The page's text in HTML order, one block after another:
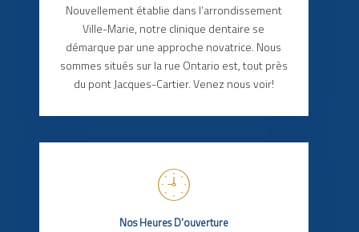
Nouvellement établie dans l’arrondissement
Ville-Marie, notre clinique dentaire se
démarque par une approche novatrice. Nous
sommes situés sur la rue Ontario est, tout près
du pont Jacques-Cartier. Venez nous voir!
Nos Heures D'ouverture